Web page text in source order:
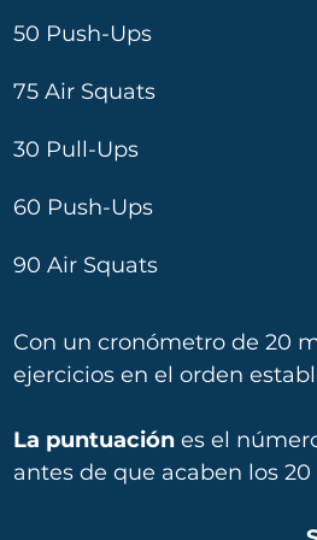
50 Push-Ups
75 Air Squats
30 Pull-Ups
60 Push-Ups
90 Air Squats
Con un cronómetro de 20
ejercicios en el orden
La puntuación es el
antes de que acaben los